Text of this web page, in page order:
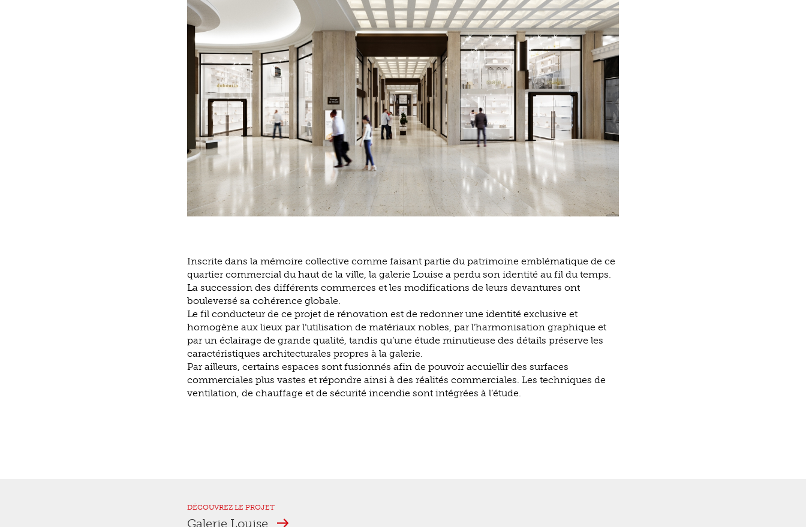
Inscrite dans la mémoire collective comme faisant partie du patrimoine emblématique de ce
quartier commercial du haut de la ville, la galerie Louise a perdu son identité au fil du temps.
La succession des différents commerces et les modifications de leurs devantures ont
bouleversé sa cohérence globale.
Le fil conducteur de ce projet de rénovation est de redonner une identité exclusive et
homogène aux lieux par l’utilisation de matériaux nobles, par l’harmonisation graphique et
par un éclairage de grande qualité, tandis qu’une étude minutieuse des détails préserve les
caractéristiques architecturales propres à la galerie.
Par ailleurs, certains espaces sont fusionnés afin de pouvoir accuiellir des surfaces
commerciales plus vastes et répondre ainsi à des réalités commerciales. Les techniques de
ventilation, de chauffage et de sécurité incendie sont intégrées à l’étude.
DÉCOUVREZ LE PROJET
Galerie Louise